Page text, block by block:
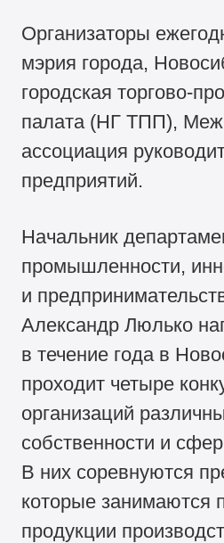
Организаторы
мэрия города,
городская торгово-
палата (НГ ТПП),
ассоциация
предприятий.
Начальник
промышленности,
и
Александр Люлько
в течение года в
проходит четыре
организаций
собственности и
В них соревнуются
которые занимаются
продукции